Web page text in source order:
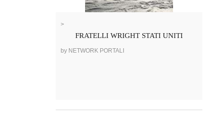
>
FRATELLI WRIGHT STATI UNITI
by NETWORK PORTALI